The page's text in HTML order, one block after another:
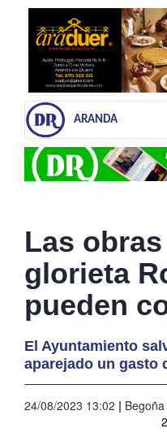
ARANDA
Las
glorieta
pueden
El Ayuntamiento
aparejado un gasto
24/08/2023 13:02 |